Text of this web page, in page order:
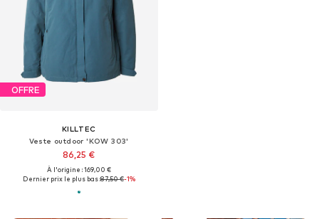
OFFRE
KILLTEC
Veste outdoor 'KOW 303'
86,25 €
À l'origine : 169,00 €
Dernier prix le plus bas :87,50 €-1%